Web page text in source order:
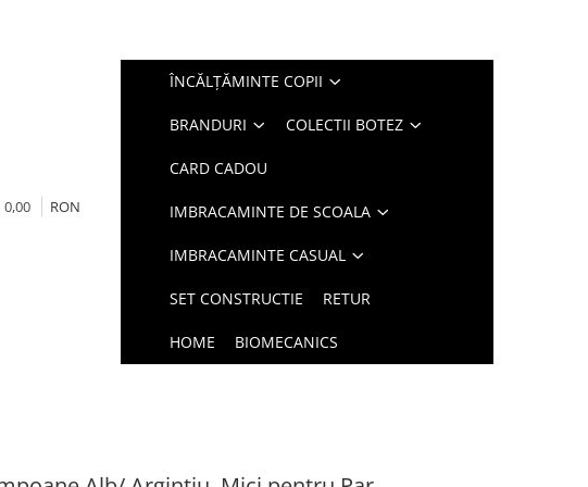
0,00 RON
ÎNCĂLȚĂMINTE COPII
BRANDURI COLECTII BOTEZ
CARD CADOU
IMBRACAMINTE DE SCOALA
IMBRACAMINTE CASUAL
SET CONSTRUCTIE RETUR
HOME BIOMECANICS